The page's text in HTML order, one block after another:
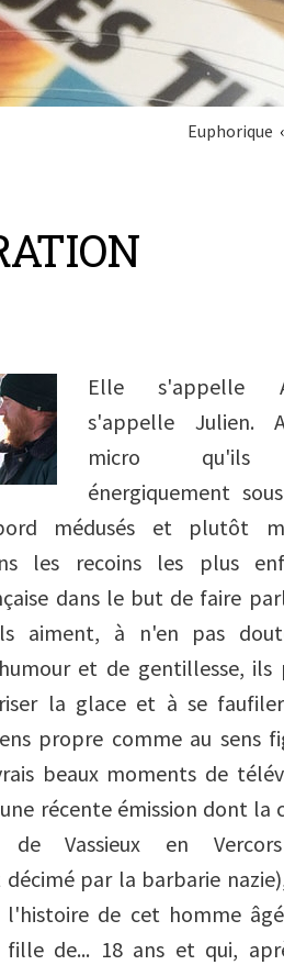
Euphorique
Elle s'appelle
s'appelle Julien.
micro qu'ils
énergiquement
médusés et plutôt
les recoins les plus
dans le but de faire
aiment, à n'en pas
et de gentillesse, ils
la glace et à se
propre comme au sens
beaux moments de
une récente émission dont
de Vassieux en
par la barbarie
de cet homme
de... 18 ans et qui,